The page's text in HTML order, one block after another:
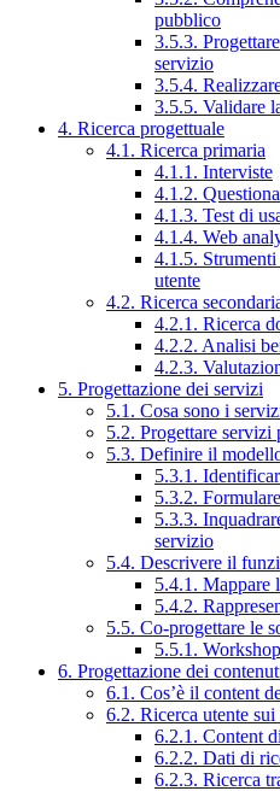
pubblico
3.5.3.
servizio
3.5.4.
3.5.5. Validare
4. Ricerca progettuale
4.1. Ricerca primaria
4.1.1. Interviste
4.1.2.
4.1.3. Test di
4.1.4. Web
4.1.5. Strumenti
utente
4.2. Ricerca
4.2.1. Ricerca
4.2.2. Analisi
4.2.3.
5. Progettazione dei servizi
5.1. Cosa sono i
5.2. Progettare
5.3. Definire il
5.3.1.
5.3.2.
5.3.3.
servizio
5.4. Descrivere il
5.4.1. Mappare
5.4.2.
5.5. Co-progettare le
5.5.1.
6. Progettazione dei
6.1. Cos’è il content
6.2. Ricerca utente
6.2.1. Content
6.2.2. Dati di
6.2.3. Ricerca